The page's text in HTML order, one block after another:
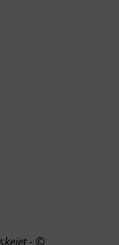
- ©